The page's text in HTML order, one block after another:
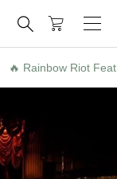

🔥 Rainbow Riot